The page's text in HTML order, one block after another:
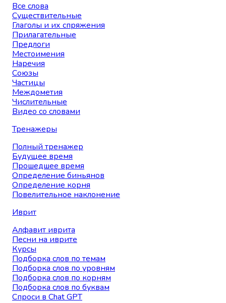
Все слова
Существительные
Глаголы и их спряжения
Прилагательные
Предлоги
Местоимения
Наречия
Союзы
Частицы
Междометия
Числительные
Видео со словами
Тренажеры
Полный тренажер
Будущее время
Прошедшее время
Определение биньянов
Определение корня
Повелительное наклонение
Иврит
Алфавит иврита
Песни на иврите
Курсы
Подборка слов по темам
Подборка слов по уровням
Подборка слов по корням
Подборка слов по буквам
Спроси в Chat GPT